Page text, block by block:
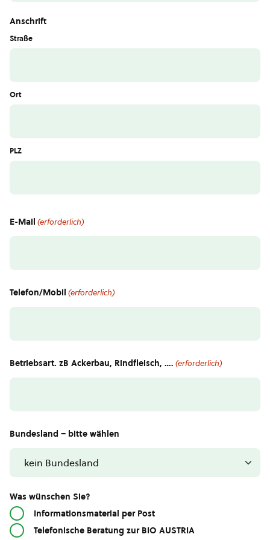
Anschrift
Straße
Ort
PLZ
E-Mail (erforderlich)
Telefon/Mobil (erforderlich)
Betriebsart. zB Ackerbau, Rindfleisch, …. (erforderlich)
Bundesland – bitte wählen
Was wünschen Sie?
Informationsmaterial per Post
Telefonische Beratung zur BIO AUSTRIA